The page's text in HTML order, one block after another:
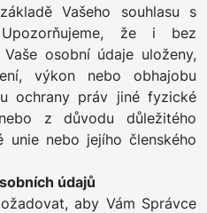
Vašeho souhlasu s
že i bez
osobní údaje uloženy,
výkon nebo obhajobu
ochrany práv jiné fyzické
z důvodu důležitého
unie nebo jejího členského
údajů
aby Vám Správce